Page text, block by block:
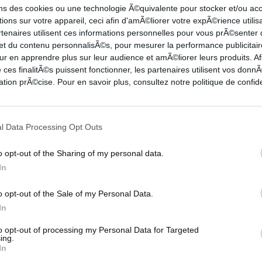
des cookies ou une technologie Ã©quivalente pour stocker et/ou
sur votre appareil, ceci afin d'amÃ©liorer votre expÃ©rience
utilisent ces informations personnelles pour vous prÃ©senter
du contenu personnalisÃ©s, pour mesurer la performance
en apprendre plus sur leur audience et amÃ©liorer leurs produits.
ces finalitÃ©s puissent fonctionner, les partenaires utilisent vos
prÃ©cise. Pour en savoir plus, consultez notre politique de
Data Processing Opt Outs
opt-out of the Sharing of my personal data.
opt-out of the Sale of my Personal Data.
opt-out of processing my Personal Data for Targeted
crève coeur ultime pour les Cavs, qui malgré les
cette fin de match qu'ils avaient dans les
2 matchs à venir à Indiana !
tirs, et Max Strus à 23 unités, tandis que
points et 12 rebonds.
et 9 rebonds, Nembhard en 13-7-13 et
TIMBERWOLVES
du premier tour ayant réalisé "un upset".
diamétralement opposée, qui nous apporte
chaque équipe à eu ses moments à
bien plus prêts que les Wolves.